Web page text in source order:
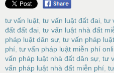
tư vấn luật tư vấn luật đất đai tư
đất đất đai tư vấn luật nhà đất
pháp luật dân sự tư vấn pháp
phí tư vấn pháp luật miễn phí
vấn pháp luật nhà đất dân sự tư
vấn pháp luật nhà đất miễn phí